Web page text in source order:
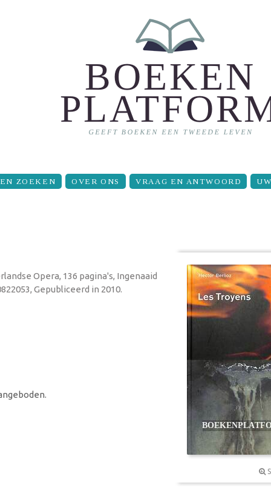
ZOEKEN OVER ONS VRAAG EN ANTWOORD
Opera, 136 pagina's, Ingenaaid
Gepubliceerd in 2010.